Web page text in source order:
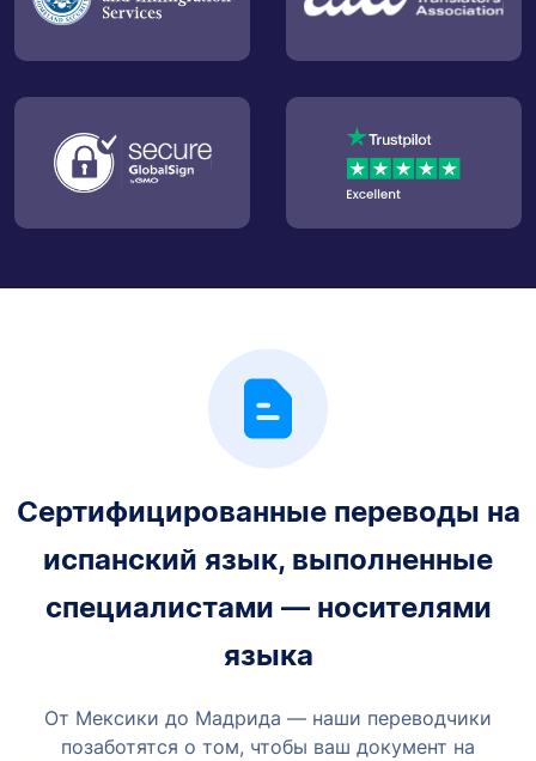
Сертифицированные переводы на
испанский язык, выполненные
специалистами — носителями
языка
От Мексики до Мадрида — наши переводчики
позаботятся о том, чтобы ваш документ на